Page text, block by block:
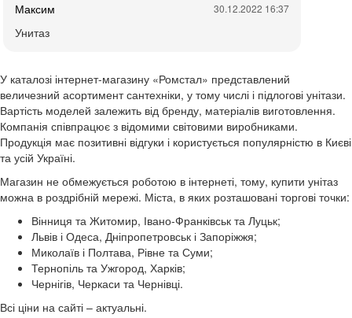
Максим 30.12.2022 16:37
Унитаз
У каталозі інтернет-магазину «Ромстал» представлений
величезний асортимент сантехніки, у тому числі і підлогові унітази.
Вартість моделей залежить від бренду, матеріалів виготовлення.
Компанія співпрацює з відомими світовими виробниками.
Продукція має позитивні відгуки і користується популярністю в Києві
та усій Україні.
Магазин не обмежується роботою в інтернеті, тому, купити унітаз
можна в роздрібній мережі. Міста, в яких розташовані торгові точки:
Вінниця та Житомир, Івано-Франківськ та Луцьк;
Львів і Одеса, Дніпропетровськ і Запоріжжя;
Миколаїв і Полтава, Рівне та Суми;
Тернопіль та Ужгород, Харків;
Чернігів, Черкаси та Чернівці.
Всі ціни на сайті – актуальні.